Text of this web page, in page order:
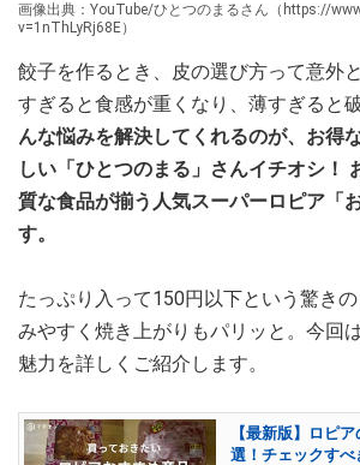
画像出典：YouTube/ひとつのまるさん（https://
v=1nThLyRj68E）
餃子を作るとき、皮の選び方って意外
すぎると食感が重くなり、薄すぎると
んな悩みを解決してくれるのが、お得
しい「ひとつのまる」さんイチオシ！
質な食品が揃う人気スーパーロピア「
す。
たっぷり入って150円以下という驚き
みやすく焼き上がりもパリッと。今回
魅力を詳しくご紹介します。
【最新版】ロピ
選！チェックす